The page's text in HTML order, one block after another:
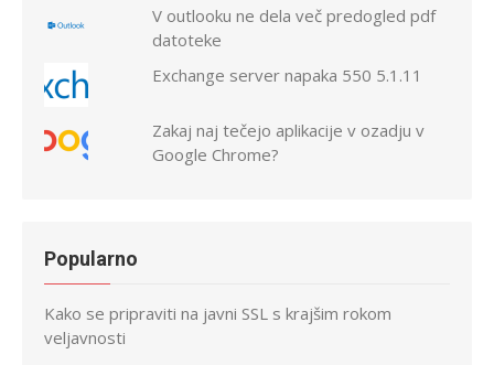
V outlooku ne dela več predogled pdf
datoteke
Exchange server napaka 550 5.1.11
Zakaj naj tečejo aplikacije v ozadju v
Google Chrome?
Popularno
Kako se pripraviti na javni SSL s krajšim rokom
veljavnosti